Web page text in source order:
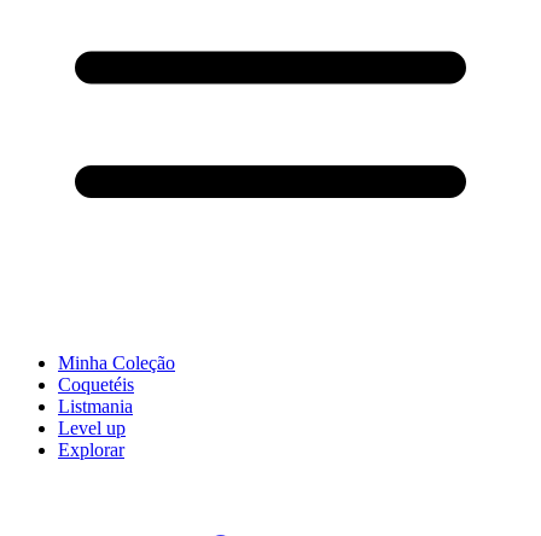
Minha Coleção
Coquetéis
Listmania
Level up
Explorar